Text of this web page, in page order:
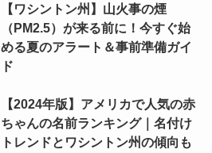
【ワシントン州】山火事の煙
（PM2.5）が来る前に！今すぐ始
める夏のアラート＆事前準備ガイ
ド
【2024年版】アメリカで人気の赤
ちゃんの名前ランキング｜名付け
トレンドとワシントン州の傾向も